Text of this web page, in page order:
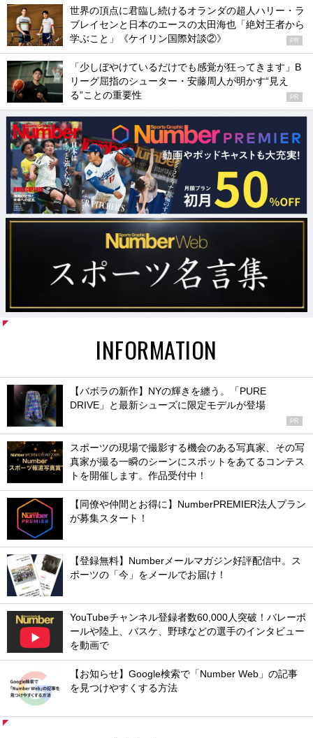
世界の頂点に君臨し続けるオランダの超人ハリー・ラ
ブレイセンと日本のエースの太田海也「絶対王者から
学ぶこと」《ケイリン国際対談②》
PR
「少しぼやけているだけでも感覚が狂ってきます」B
リーグ屈指のシューター・安藤周人が明かす“見え
る”ことの重要性
PR
INFORMATION
【バボラの新作】NYの輝きを纏う。「PURE
DRIVE」と最新シューズに限定モデルが登場
PR
スポーツの現場で撮影する機会のある写真家、その写
真家が撮る一瞬のシーンにスポットをあてるコンテス
トを開催します。作品受付中！
【同僚や仲間とお得に】NumberPREMIER法人プラン
が募集スタート！
【登録無料】Numberメールマガジン好評配信中。ス
ポーツの「今」をメールでお届け！
YouTubeチャンネル登録者数60,000人突破！バレーボ
ールや陸上、バスケ、野球などの選手のインタビュー
を動画で
【お知らせ】Google検索で「Number Web」の記事
を見つけやすくする方法